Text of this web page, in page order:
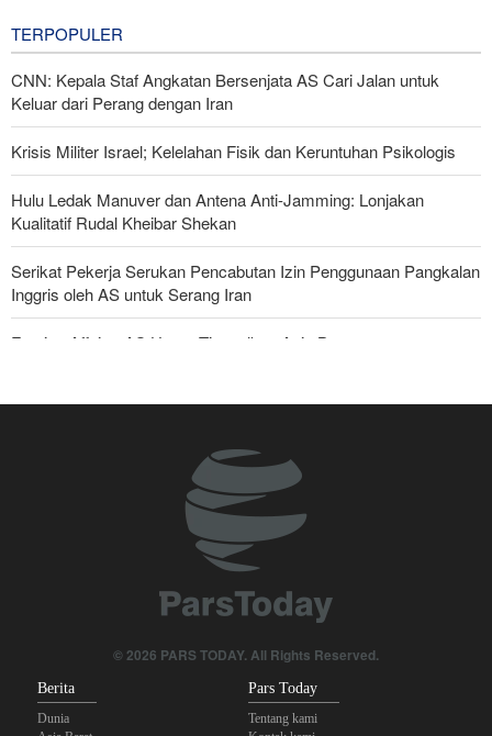
TERPOPULER
CNN: Kepala Staf Angkatan Bersenjata AS Cari Jalan untuk
Keluar dari Perang dengan Iran
Krisis Militer Israel; Kelelahan Fisik dan Keruntuhan Psikologis
Hulu Ledak Manuver dan Antena Anti-Jamming: Lonjakan
Kualitatif Rudal Kheibar Shekan
Serikat Pekerja Serukan Pencabutan Izin Penggunaan Pangkalan
Inggris oleh AS untuk Serang Iran
Foreign Affairs: AS Harus Tinggalkan Asia Barat
dengan Rudal Balistik dan Drone
The Economist: Kesepakatan dengan Iran Opsi Realistis Akhiri
Sendiri dan Jalin Persaudaraan Sejati
Mengapa Lobi Zionis di Amerika Tidak Lagi Seefektif Dulu?
© 2026 PARS TODAY. All Rights Reserved.
Berita
Dunia
Pars Today
Tentang kami